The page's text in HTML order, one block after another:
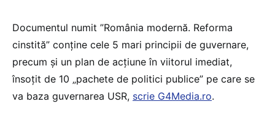
Documentul numit ”România modernă. Reforma
cinstită” conține cele 5 mari principii de guvernare,
precum și un plan de acțiune în viitorul imediat,
însoțit de 10 „pachete de politici publice” pe care se
va baza guvernarea USR, scrie G4Media.ro.